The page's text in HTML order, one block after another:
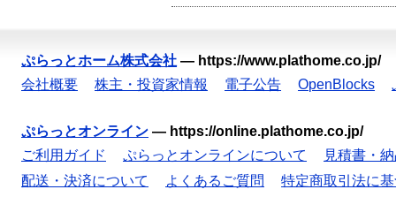
ぷらっとホーム株式会社 — https://www.plathome.co.jp/
会社概要
株主・投資家情報 電子公告 OpenBlocks
ぷらっとオンライン — https://online.plathome.co.jp/
ご利用ガイド
ぷらっとオンラインについて
見積書・
配送・決済について
よくあるご質問
特定商取引法に